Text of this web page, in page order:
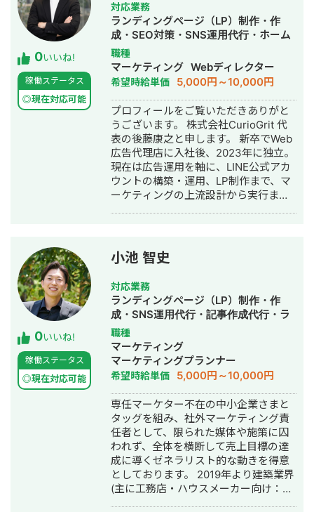
0いいね!
稼働ステータス
◎現在対応可能
対応業務
ランディングページ（LP）制作・作
成・SEO対策・SNS運用代行・ホーム
ページ制作・作成・バナー制作・デザ
イン・リスティング広告運用代行・オ
ウンドメディア制作・構築・運用代
行・採用代行・AI活用
職種
マーケティング Webディレクター
希望時給単価 5,000円～10,000円
プロフィールをご覧いただきありがと
うございます。 株式会社CurioGrit 代
表の後藤康之と申します。 新卒でWeb
広告代理店に入社後、2023年に独立。
現在は広告運用を軸に、LINE公式アカ
ウントの構築・運用、LP制作まで、マ
ーケティングの上流設計から実行まで
す。 広告・SEO・SNSで新規流入を獲
得 → LP・導線設計でLINEに誘導 → 教
育 → CV この全体フローの設計・実行
が強みです。 ▼対応ツール・領域 GA4
/ GTM / Looker Studio / Lステップ・L
Message（エルメ）/ LP制作 / バナ
ー・動画制作 / SEO / SNS運用 ▼対応
可能な広告媒体 Google広告（検索・デ
ィスプレイ・P-MAX・YouTube）/
Yahoo!広告 / Meta広告（Facebook・
Instagram）/ LINE広告 / TikTok広告 /
X広告 / SmartNews広告 / Outbrain /
Taboola ▼代表的な実績 ・Meta広告で
ROI維持のまま月予算200万→1,200万
円まで拡大（オンラインアシスタント
事業） ・LINE友だち約9,700人獲得、
テイクアウト売上前年比121%達成（飲
食チェーン） ▼得意業界 店舗系（飲
食・美容・クリニック）/ 人材紹介 / ス
0いいね!
稼働ステータス
◎現在対応可能
小池 智史
対応業務
ランディングページ（LP）制作・作
成・SNS運用代行・記事作成代行・ラ
イティング・ホームページ制作・作
成・バナー制作・デザイン・ロゴデザ
イン・作成・リスティング広告運用代
行・動画制作・動画編集・AI活用
職種
マーケティング
マーケティングプランナー
希望時給単価 5,000円～10,000円
専任マーケター不在の中小企業さまと
タッグを組み、社外マーケティング責
任者として、限られた媒体や施策に囚
われず、全体を横断して売上目標の達
成に導くゼネラリスト的な動きを得意
としております。 2019年より建築業界
(主に工務店・ハウスメーカー向け：注